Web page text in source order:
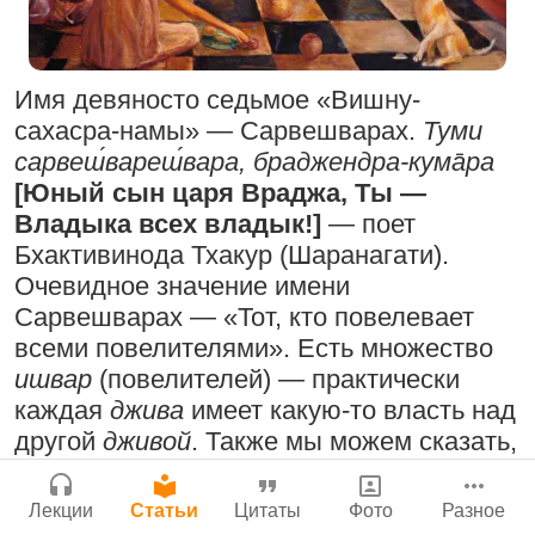
Поклоняться Бхактивиноду Тхакуру,
исполняя его бхаджаны
12 сентября
2008|Бойсе, Айдахо, США
Радхарани — глава департамента
служений
1:05:35 |7 сентября 2008
Орегон, США
Деятельность на благо всех живых
существ
33:28 |30 ноября 2019|
Имя девяносто седьмое «Вишну-
сахасра-намы» — Сарвешварах. Туми
сарвеш́вареш́вара, браджендра-кума̄ра
[Юный сын царя Враджа, Ты —
Владыка всех владык!] — поет
Бхактивинода Тхакур (Шаранагати).
Очевидное значение имени
Сарвешварах — «Тот, кто повелевает
всеми повелителями». Есть множество
ишвар (повелителей) — практически
каждая джива имеет какую-то власть над
другой дживой. Также мы можем сказать,
что многие
дживы
повелевают всеми
остальными. Например, в семье
Нектар имени Кришны
24 июля 2026
Подрыватели доверия к себе
22 июля 2026
Милость Кришны, проявляющаяся в
Джанмаштами в Тбилиси 2025
Сайт
Войти|Регистрация|История версий|
Инструкция
Лекции Статьи Цитаты Фото Разное